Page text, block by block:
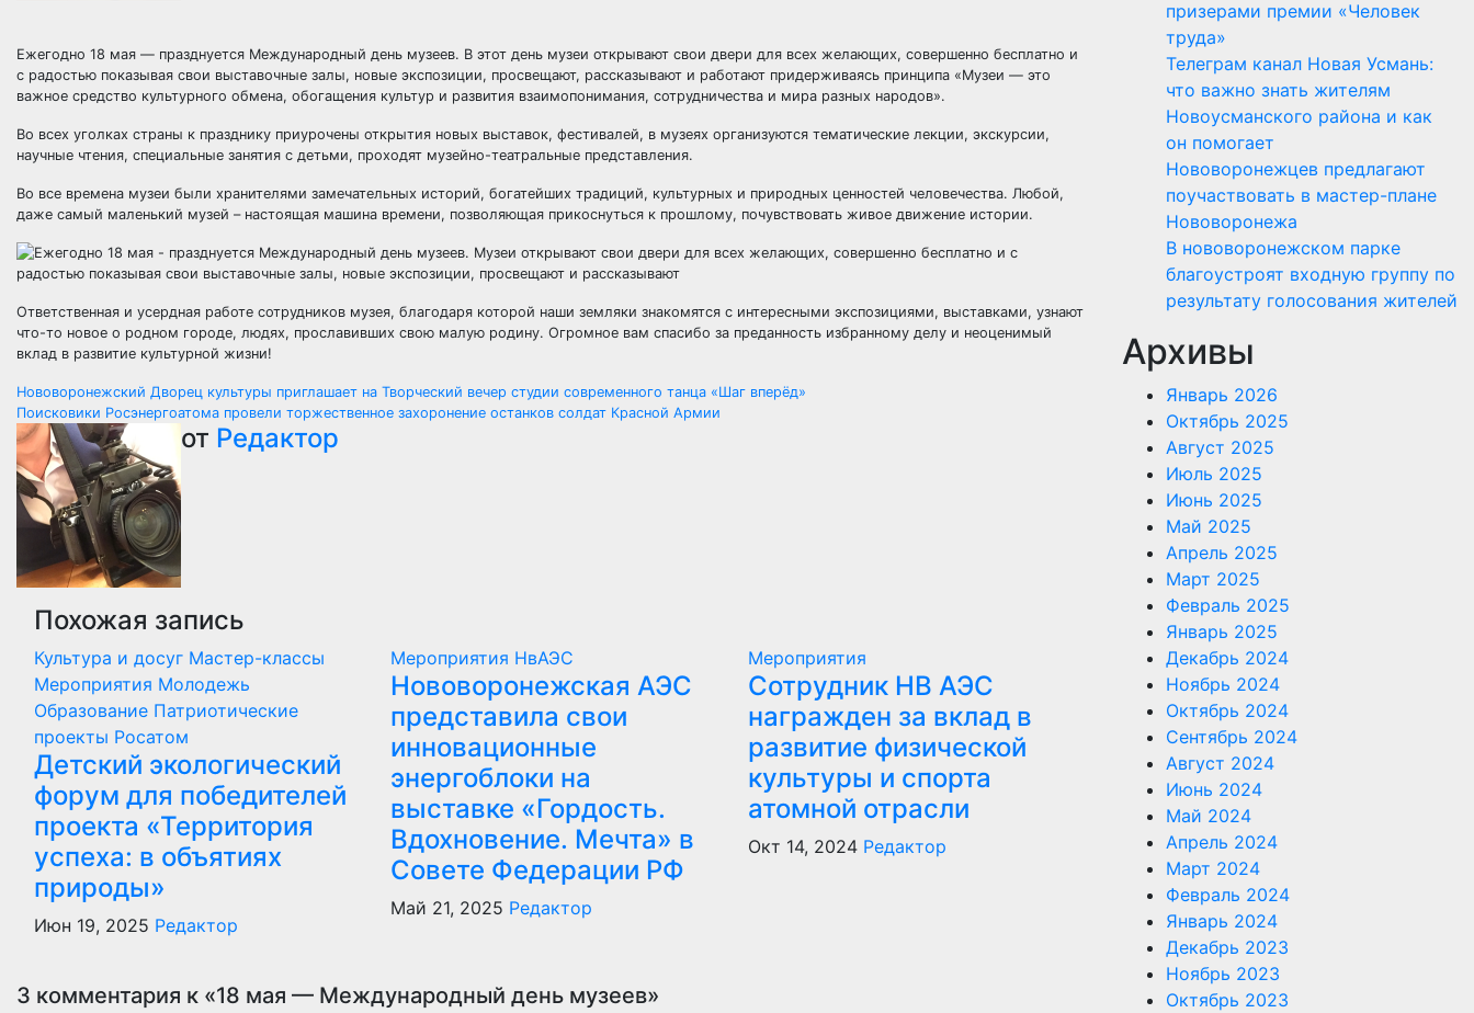
Ежегодно 18 мая — празднуется Международный день музеев. В этот день музеи открывают свои двери для всех желающих, совершенно бесплатно и
с радостью показывая свои выставочные залы, новые экспозиции, просвещают, рассказывают и работают придерживаясь принципа «Музеи — это
важное средство культурного обмена, обогащения культур и развития взаимопонимания, сотрудничества и мира разных народов».
Во всех уголках страны к празднику приурочены открытия новых выставок, фестивалей, в музеях организуются тематические лекции, экскурсии,
научные чтения, специальные занятия с детьми, проходят музейно-театральные представления.
Во все времена музеи были хранителями замечательных историй, богатейших традиций, культурных и природных ценностей человечества. Любой,
даже самый маленький музей – настоящая машина времени, позволяющая прикоснуться к прошлому, почувствовать живое движение истории.
Ответственная и усердная работе сотрудников музея, благодаря которой наши земляки знакомятся с интересными экспозициями, выставками, узнают
что-то новое о родном городе, людях, прославивших свою малую родину. Огромное вам спасибо за преданность избранному делу и неоценимый
вклад в развитие культурной жизни!
Навигация
по
записям
Нововоронежский Дворец культуры приглашает на Творческий вечер студии современного танца «Шаг вперёд»
Поисковики Росэнергоатома провели торжественное захоронение останков солдат Красной Армии
от Редактор
Похожая запись
Культура и досуг Мастер-классы
Мероприятия Молодежь
Образование Патриотические
проекты Росатом
Детский экологический
форум для победителей
проекта «Территория
успеха: в объятиях
природы»
Июн 19, 2025 Редактор
Мероприятия НвАЭС
Нововоронежская АЭС
представила свои
инновационные
энергоблоки на
выставке «Гордость.
Вдохновение. Мечта» в
Совете Федерации РФ
Май 21, 2025 Редактор
Мероприятия
Сотрудник НВ АЭС
награжден за вклад в
развитие физической
культуры и спорта
атомной отрасли
Окт 14, 2024 Редактор
3 комментария к «18 мая — Международный день музеев»
призерами премии «Человек
труда»
Телеграм канал Новая Усмань:
что важно знать жителям
Новоусманского района и как
он помогает
Нововоронежцев предлагают
поучаствовать в мастер-плане
Нововоронежа
В нововоронежском парке
благоустроят входную группу по
результату голосования жителей
Архивы
Январь 2026
Октябрь 2025
Август 2025
Июль 2025
Июнь 2025
Май 2025
Апрель 2025
Март 2025
Февраль 2025
Январь 2025
Декабрь 2024
Ноябрь 2024
Октябрь 2024
Сентябрь 2024
Август 2024
Июнь 2024
Май 2024
Апрель 2024
Март 2024
Февраль 2024
Январь 2024
Декабрь 2023
Ноябрь 2023
Октябрь 2023